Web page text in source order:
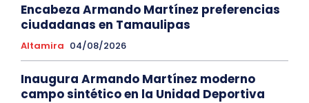
Encabeza Armando Martínez preferencias
ciudadanas en Tamaulipas
Altamira 04/08/2026
Inaugura Armando Martínez moderno
campo sintético en la Unidad Deportiva